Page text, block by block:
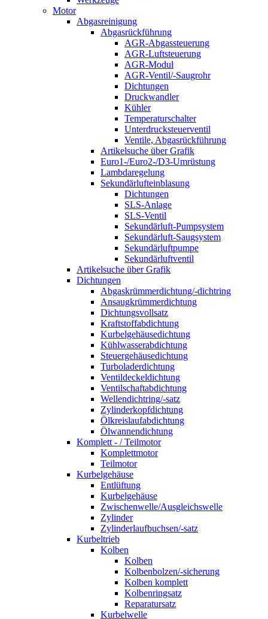
Motor
Abgasreinigung
Abgasrückführung
AGR-Abgassteuerung
AGR-Luftsteuerung
AGR-Modul
AGR-Ventil/-Saugrohr
Dichtungen
Druckwandler
Kühler
Temperaturschalter
Unterdrucksteuerventil
Ventile, Abgasrückführung
Artikelsuche über Grafik
Euro1-/Euro2-/D3-Umrüstung
Lambdaregelung
Sekundärlufteinblasung
Dichtungen
SLS-Anlage
SLS-Ventil
Sekundärluft-Pumpsystem
Sekundärluft-Saugsystem
Sekundärluftpumpe
Sekundärluftventil
Artikelsuche über Grafik
Dichtungen
Abgaskrümmerdichtung/-dichtring
Ansaugkrümmerdichtung
Dichtungsvollsatz
Kraftstoffabdichtung
Kurbelgehäusedichtung
Kühlwasserabdichtung
Steuergehäusedichtung
Turboladerdichtung
Ventildeckeldichtung
Ventilschaftabdichtung
Wellendichtring/-satz
Zylinderkopfdichtung
Ölkreislaufabdichtung
Ölwannendichtung
Komplett - / Teilmotor
Komplettmotor
Teilmotor
Kurbelgehäuse
Entlüftung
Kurbelgehäuse
Zwischenwelle/Ausgleichswelle
Zylinder
Zylinderlaufbuchsen/-satz
Kurbeltrieb
Kolben
Kolben
Kolbenbolzen/-sicherung
Kolben komplett
Kolbenringsatz
Reparatursatz
Kurbelwelle